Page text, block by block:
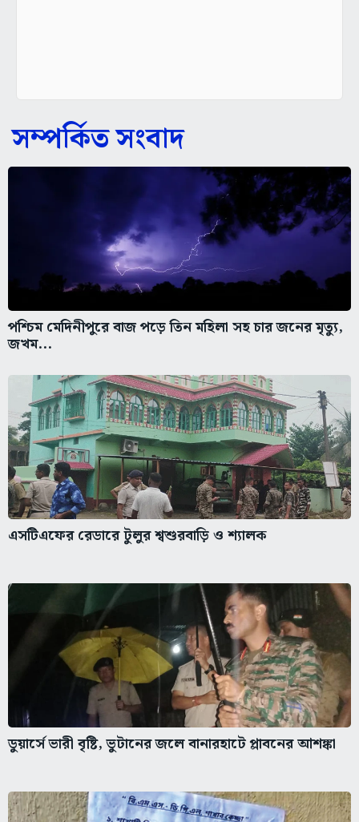
সম্পর্কিত সংবাদ
পশ্চিম মেদিনীপুরে বাজ পড়ে তিন মহিলা সহ চার জনের মৃত্যু,
জখম...
এসটিএফের রেডারে টুলুর শ্বশুরবাড়ি ও শ্যালক
ডুয়ার্সে ভারী বৃষ্টি, ভুটানের জলে বানারহাটে প্লাবনের আশঙ্কা